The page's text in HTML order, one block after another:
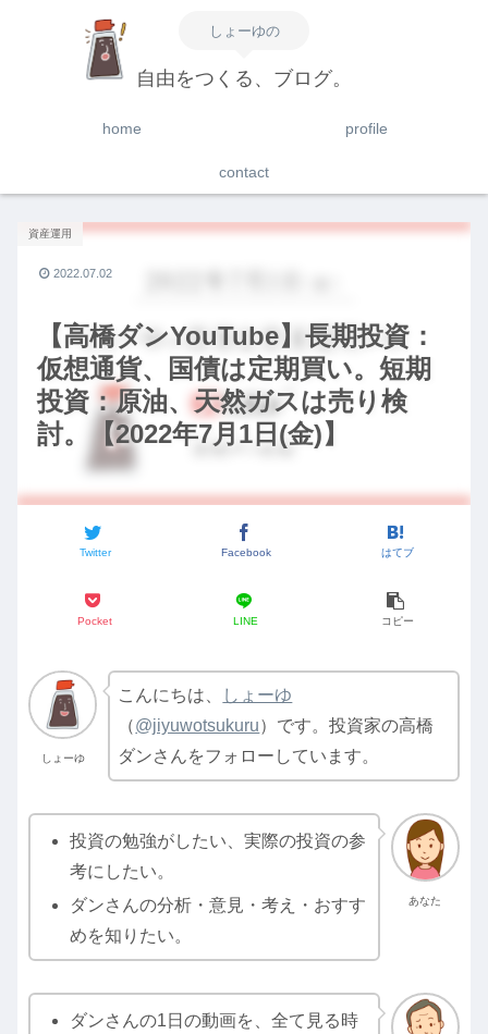
しょーゆの
自由をつくる、ブログ。
home profile
contact
【高橋ダンYouTube】長期投資：
仮想通貨、国債は定期買い。短期
投資：原油、天然ガスは売り検
討。【2022年7月1日(金)】
資産運用
Twitter Facebook はてブ
Pocket LINE コピー
2022.07.02
しょーゆ
こんにちは、
しょーゆ
（@jiyuwotsukuru）です。投資家の高橋
ダンさんをフォローしています。
あなた
投資の勉強がしたい、実際の投資の参
考にしたい。
ダンさんの分析・意見・考え・おすす
めを知りたい。
ダンさんの1日の動画を、全て見る時